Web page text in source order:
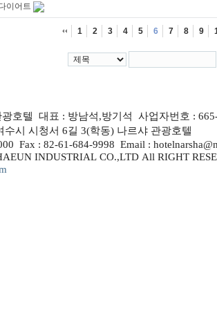
이어트
1 2 3 4 5 6 7 8 9
호텔 대표 : 방남석,방기석 사업자번호 :
수시 시청서 6길 3(학동) 나르샤 관광호텔
Fax : 82-61-684-9998 Email :
INDUSTRIAL CO.,LTD All RIGHT